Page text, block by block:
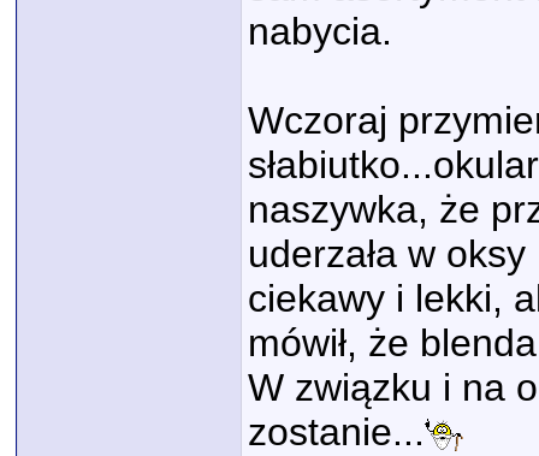
nabycia.
Wczoraj
naszywka, że
uderzała w
ciekawy i lekki,
mówił, że
W związku i na
zostanie...